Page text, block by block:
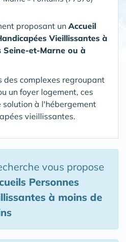
proposant un Accueil
Vieillissantes à
Seine-et-Marne ou à
des complexes regroupant
un foyer logement, ces
à l'hébergement
vieillissantes.
vous propose
Personnes
à moins de